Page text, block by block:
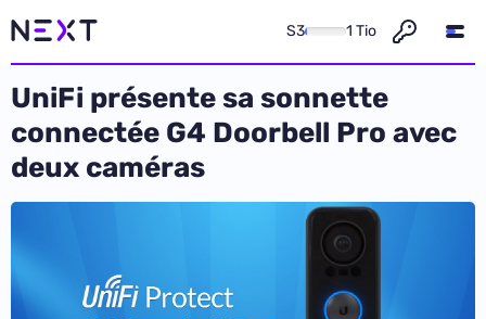
S3 1 Tio
UniFi présente sa sonnette
connectée G4 Doorbell Pro avec
deux caméras